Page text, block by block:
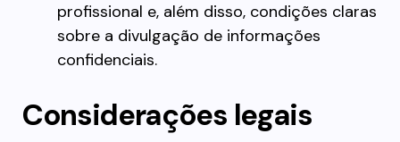
profissional e, além disso, condições claras
sobre a divulgação de informações
confidenciais.
Considerações legais